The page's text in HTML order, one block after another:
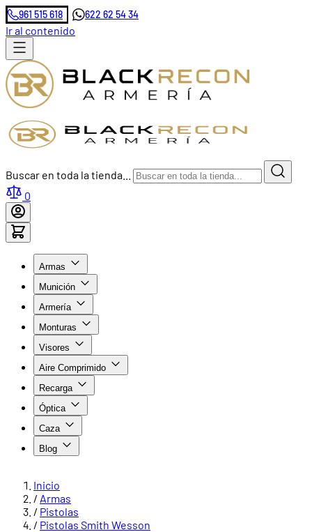
961 515 618 622 62 54 34
Ir al contenido
Buscar en toda la tienda...
0
Armas
Munición
Armería
Monturas
Visores
Aire Comprimido
Recarga
Óptica
Caza
Blog
Inicio
/ Armas
/ Pistolas
/ Pistolas Smith Wesson